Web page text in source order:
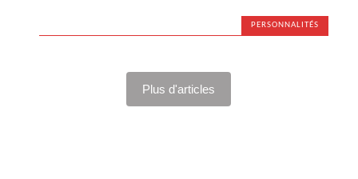
PERSONNALITÉS
Plus d'articles